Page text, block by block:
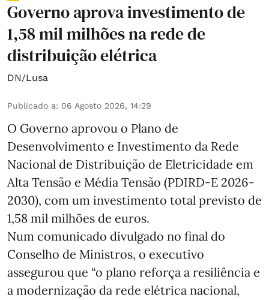
Governo aprova investimento de
1,58 mil milhões na rede de
distribuição elétrica
DN/Lusa
Publicado a: 06 Agosto 2026, 14:29
O Governo aprovou o Plano de
Desenvolvimento e Investimento da Rede
Nacional de Distribuição de Eletricidade em
Alta Tensão e Média Tensão (PDIRD-E 2026-
2030), com um investimento total previsto de
1,58 mil milhões de euros.
Num comunicado divulgado no final do
Conselho de Ministros, o executivo
assegurou que “o plano reforça a resiliência e
a modernização da rede elétrica nacional,